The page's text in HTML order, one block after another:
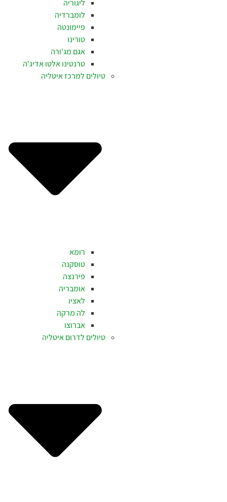
ליגוריה
לומברדיה
פיימונטה
טורינו
אגם מג'ורה
טרנטינו אלטו אדיג'ה
טיולים למרכז איטליה
רומא
טוסקנה
פירנצה
אומבריה
לאציו
לה מרקה
אברוצו
טיולים לדרום איטליה